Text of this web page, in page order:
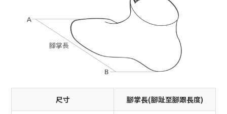
尺寸 腳掌長(腳趾至腳跟長度)